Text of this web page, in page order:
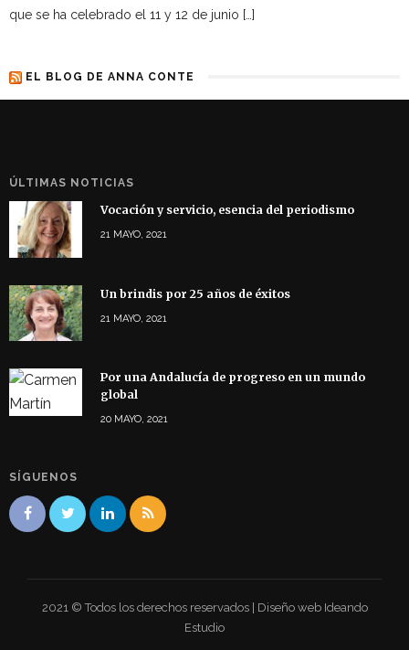
que se ha celebrado el 11 y 12 de junio […]
EL BLOG DE ANNA CONTE
ÚLTIMAS NOTICIAS
Vocación y servicio, esencia del periodismo
21 MAYO, 2021
Un brindis por 25 años de éxitos
21 MAYO, 2021
Por una Andalucía de progreso en un mundo
global
20 MAYO, 2021
SÍGUENOS
2021 © Todos los derechos reservados | Diseño web Ideando
Estudio